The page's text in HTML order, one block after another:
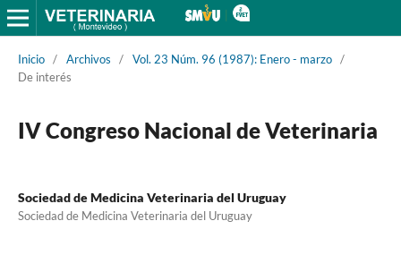
Inicio / Archivos / Vol. 23 Núm. 96 (1987): Enero - marzo /
De interés
IV Congreso Nacional de Veterinaria
Sociedad de Medicina Veterinaria del Uruguay
Sociedad de Medicina Veterinaria del Uruguay